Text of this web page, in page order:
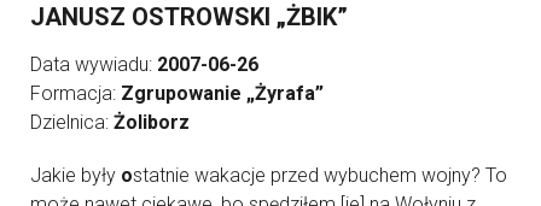
JANUSZ OSTROWSKI „ŻBIK”
Data wywiadu: 2007-06-26
Formacja: Zgrupowanie „Żyrafa”
Dzielnica: Żoliborz
Jakie były ostatnie wakacje przed wybuchem wojny? To